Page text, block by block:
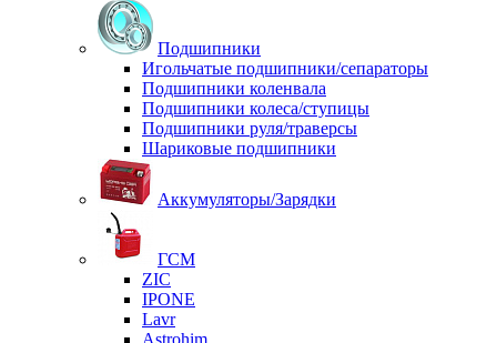
Подшипники
Игольчатые подшипники/сепараторы
Подшипники коленвала
Подшипники колеса/ступицы
Подшипники руля/траверсы
Шариковые подшипники
Аккумуляторы/Зарядки
ГСМ
ZIC
IPONE
Lavr